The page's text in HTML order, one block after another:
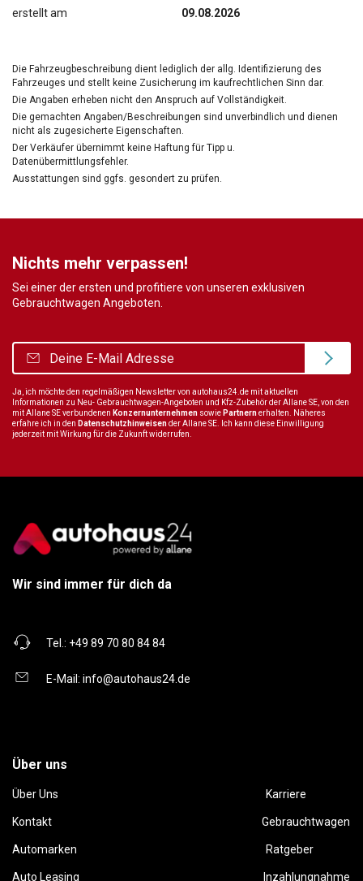
erstellt am 09.08.2026
Die Fahrzeugbeschreibung dient lediglich der allg. Identifizierung des
Fahrzeuges und stellt keine Zusicherung im kaufrechtlichen Sinn dar.
Die Angaben erheben nicht den Anspruch auf Vollständigkeit.
Die gemachten Angaben/Beschreibungen sind unverbindlich und dienen
nicht als zugesicherte Eigenschaften.
Der Verkäufer übernimmt keine Haftung für Tipp u.
Datenübermittlungsfehler.
Ausstattungen sind ggfs. gesondert zu prüfen.
Nichts mehr verpassen!
Sei einer der ersten und profitiere von unseren exklusiven
Gebrauchtwagen Angeboten.
Ja, ich möchte den regelmäßigen Newsletter von autohaus24.de mit aktuellen
Informationen zu Neu- Gebrauchtwagen-Angeboten und Kfz-Zubehör der Allane SE, von den
mit Allane SE verbundenen Konzernunternehmen sowie Partnernerhalten. Näheres
erfahre ich in den Datenschutzhinweisender Allane SE. Ich kann diese Einwilligung
jederzeit mit Wirkung für die Zukunft widerrufen.
Wir sind immer für dich da
Tel.: +49 89 70 80 84 84
E-Mail: info@autohaus24.de
Über uns
Über Uns Karriere
Kontakt Gebrauchtwagen
Automarken Ratgeber
Auto Leasing Inzahlungnahme